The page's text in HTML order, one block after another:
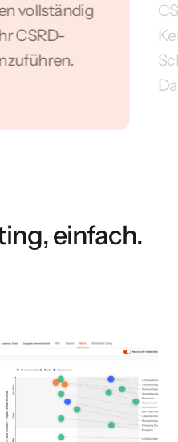
vollständig
CSRD-
einfach.